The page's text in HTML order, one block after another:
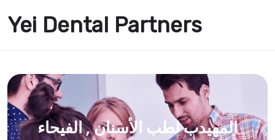
Yei Dental Partners
المهيدب لطب الأسنان , الفيحاء